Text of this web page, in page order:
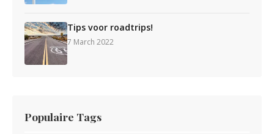
Tips voor roadtrips!
7 March 2022
Populaire Tags